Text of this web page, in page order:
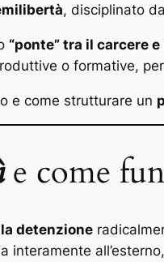
, disciplinato
“ponte” tra il carcere
o formative,
e come strutturare un
e come
detenzione
interamente